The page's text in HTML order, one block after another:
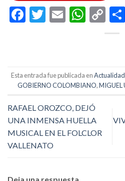
Facebook
Twitter
Email
Link
Esta entrada fue publicada enActualidad
GOBIERNO COLOMBIANO,MIGUEL
RAFAEL OROZCO, DEJÓ
UNA INMENSA HUELLA
MUSICAL EN EL FOLCLOR
VALLENATO
Deja una respuesta